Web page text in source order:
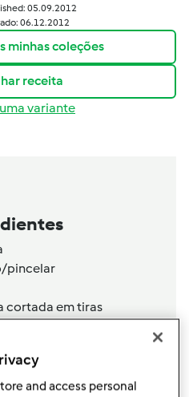
05.09.2012
06.12.2012
minhas coleções
receita
variante
pincelar
cortada em tiras
parte branca cortada às
and access personal